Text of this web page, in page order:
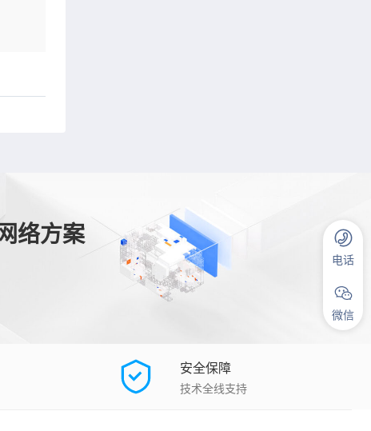
络方案
安全保障
技术全线支持
电话
微信